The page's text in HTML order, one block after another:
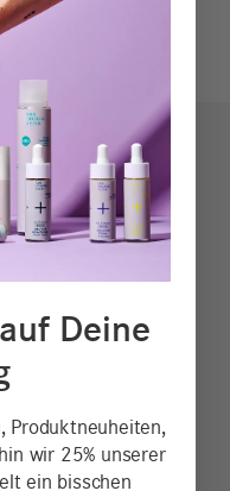
Deine
Produktneuheiten,
wir 25% unserer
ein bisschen